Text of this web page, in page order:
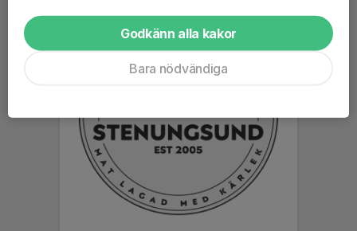
Godkänn alla kakor
Bara nödvändiga